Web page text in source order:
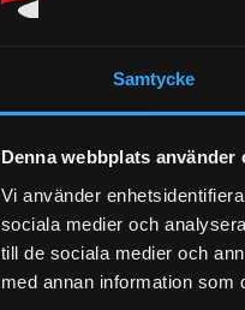
Samtycke
Denna webbplats använder
Vi använder
sociala medier och
till de sociala medier och
med annan information som
XC40 (18-)